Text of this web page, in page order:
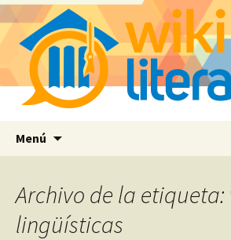
Menú
Archivo de la
lingüísticas